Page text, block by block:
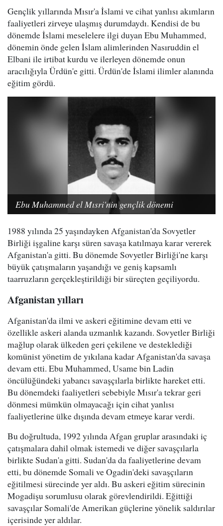
Gençlik yıllarında Mısır'a İslami ve cihat yanlısı akımların
faaliyetleri zirveye ulaşmış durumdaydı. Kendisi de bu
dönemde İslami meselelere ilgi duyan Ebu Muhammed,
dönemin önde gelen İslam alimlerinden Nasıruddin el
Elbani ile irtibat kurdu ve ilerleyen dönemde onun
aracılığıyla Ürdün'e gitti. Ürdün'de İslami ilimler alanında
eğitim gördü.
Ebu Muhammed el Mısri'nin gençlik dönemi
1988 yılında 25 yaşındayken Afganistan'da Sovyetler
Birliği işgaline karşı süren savaşa katılmaya karar vererek
Afganistan'a gitti. Bu dönemde Sovyetler Birliği'ne karşı
büyük çatışmaların yaşandığı ve geniş kapsamlı
taarruzların gerçekleştirildiği bir süreçten geçiliyordu.
Afganistan yılları
Afganistan'da ilmi ve askeri eğitimine devam etti ve
özellikle askeri alanda uzmanlık kazandı. Sovyetler Birliği
mağlup olarak ülkeden geri çekilene ve desteklediği
komünist yönetim de yıkılana kadar Afganistan'da savaşa
devam etti. Ebu Muhammed, Usame bin Ladin
öncülüğündeki yabancı savaşçılarla birlikte hareket etti.
Bu dönemdeki faaliyetleri sebebiyle Mısır'a tekrar geri
dönmesi mümkün olmayacağı için cihat yanlısı
faaliyetlerine ülke dışında devam etmeye karar verdi.
Bu doğrultuda, 1992 yılında Afgan gruplar arasındaki iç
çatışmalara dahil olmak istemedi ve diğer savaşçılarla
birlikte Sudan'a gitti. Sudan'da da faaliyetlerine devam
etti, bu dönemde Somali ve Ogadin'deki savaşçıların
eğitilmesi sürecinde yer aldı. Bu askeri eğitim sürecinin
Mogadişu sorumlusu olarak görevlendirildi. Eğittiği
savaşçılar Somali'de Amerikan güçlerine yönelik saldırılar
içerisinde yer aldılar.